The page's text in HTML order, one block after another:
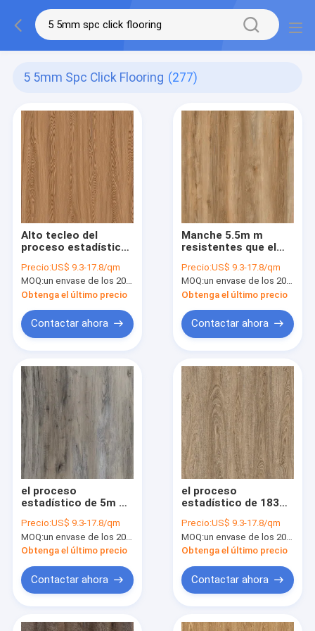
5 5mm Spc Click Flooring (277)
Alto tecleo del
proceso estadístico
5.5m m que suela el
grano fino GKBM JR-
W17030 de madera
de Burlywood del
roble de 1220x183m
m
Precio:US$ 9.3-17.8/qm
MOQ:un envase de los 20FT, o 2500 metros cuadrados;
Obtenga el último precio
Contactar ahora
Manche 5.5m m
resistentes que el
hace clic solando la
nuez dura americana
GKBM JR-W17019 del
impacto anti
reciclable
Precio:US$ 9.3-17.8/qm
MOQ:un envase de los 20FT, o 2500 metros cuadrados;
Obtenga el último precio
Contactar ahora
el proceso
estadístico de 5m m
grano persa
inconsútil
antibacteriano GKBM
madera de Burlywood
del roble
Precio:US$ 9.3-17.8/qm
MOQ:un envase de los 20FT, o 2500 metros cuadrados;
Obtenga el último precio
Contactar ahora
el proceso
estadístico de 183m
el desgaste de 5m m
5.5m m - GKBM ultra
delgado resistente
Precio:US$ 9.3-17.8/qm
MOQ:un envase de los 20FT, o 2500 metros cuadrados;
Obtenga el último precio
Contactar ahora